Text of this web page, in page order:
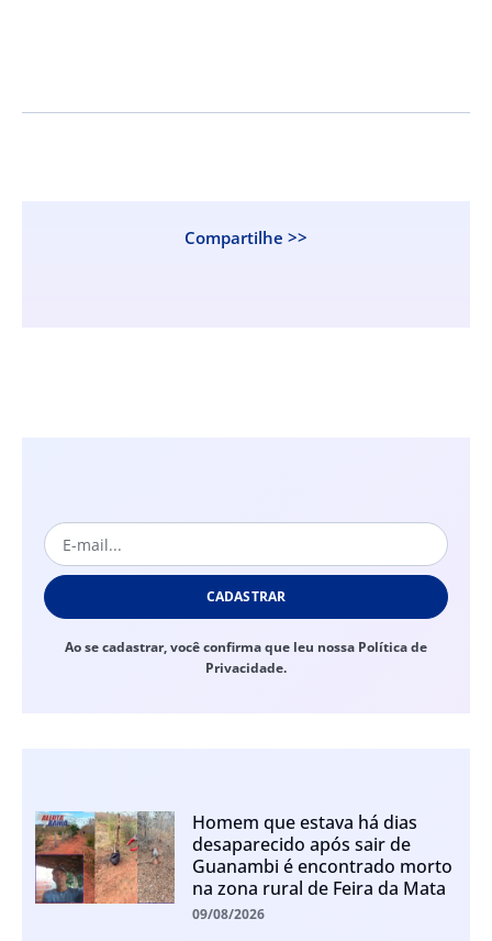
Compartilhe >>
CADASTRAR
Ao se cadastrar, você confirma que leu nossa Política de
Privacidade.
Homem que estava há dias
desaparecido após sair de
Guanambi é encontrado morto
na zona rural de Feira da Mata
09/08/2026